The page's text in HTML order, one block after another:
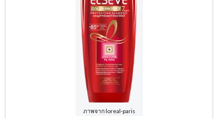
ภาพจาก loreal-paris